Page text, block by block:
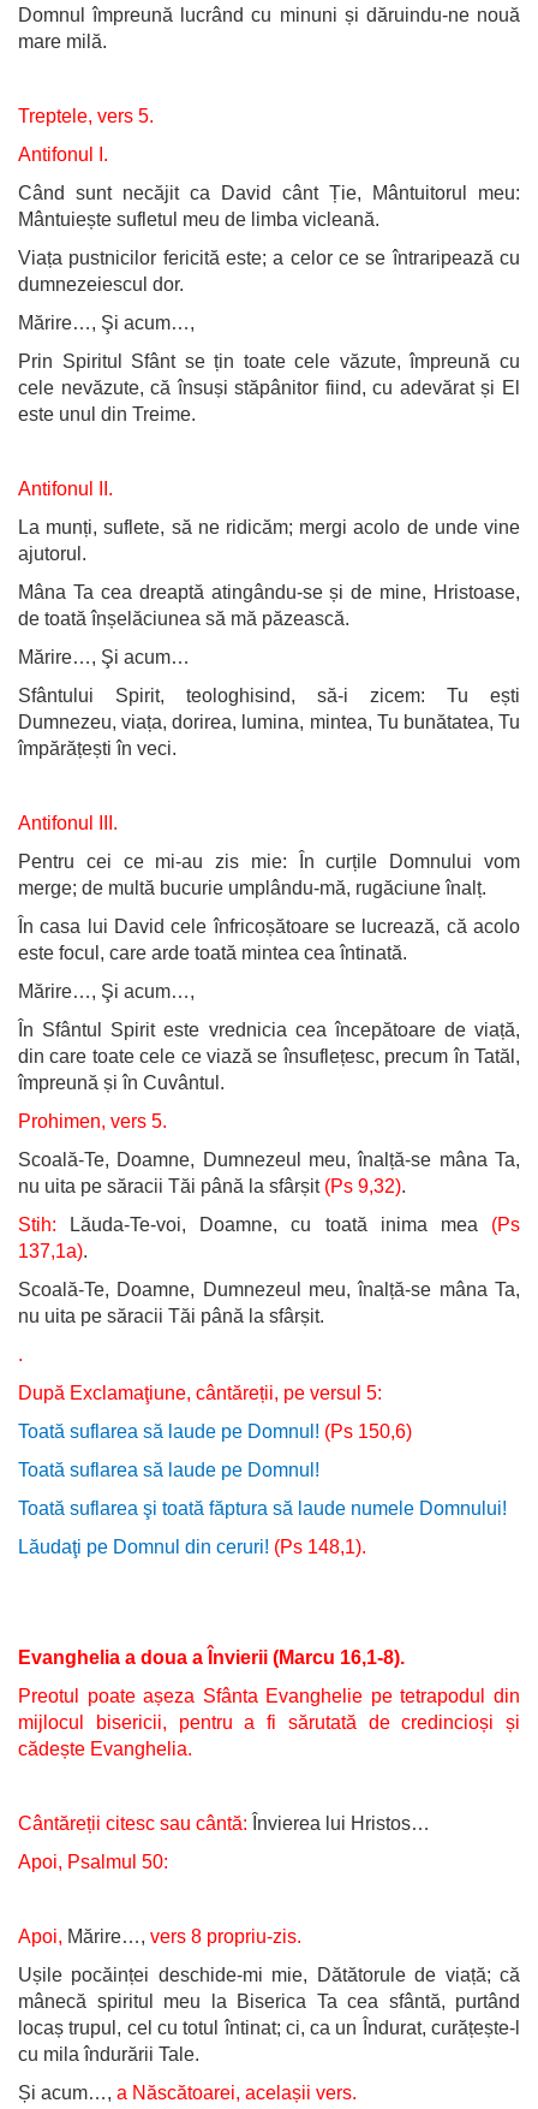
Domnul împreună lucrând cu minuni și dăruindu-ne nouă
mare milă.
Treptele, vers 5.
Antifonul I.
Când sunt necăjit ca David cânt Ție, Mântuitorul meu:
Mântuiește sufletul meu de limba vicleană.
Viața pustnicilor fericită este; a celor ce se întraripează cu
dumnezeiescul dor.
Mărire…, Şi acum…,
Prin Spiritul Sfânt se țin toate cele văzute, împreună cu
cele nevăzute, că însuși stăpânitor fiind, cu adevărat și El
este unul din Treime.
Antifonul II.
La munți, suflete, să ne ridicăm; mergi acolo de unde vine
ajutorul.
Mâna Ta cea dreaptă atingându-se și de mine, Hristoase,
de toată înșelăciunea să mă păzească.
Mărire…, Şi acum…
Sfântului Spirit, teologhisind, să-i zicem: Tu ești
Dumnezeu, viața, dorirea, lumina, mintea, Tu bunătatea, Tu
împărățești în veci.
Antifonul III.
Pentru cei ce mi-au zis mie: În curțile Domnului vom
merge; de multă bucurie umplându-mă, rugăciune înalț.
În casa lui David cele înfricoșătoare se lucrează, că acolo
este focul, care arde toată mintea cea întinată.
Mărire…, Şi acum…,
În Sfântul Spirit este vrednicia cea începătoare de viață,
din care toate cele ce viază se însuflețesc, precum în Tatăl,
împreună și în Cuvântul.
Prohimen, vers 5.
Scoală-Te, Doamne, Dumnezeul meu, înalță-se mâna Ta,
nu uita pe săracii Tăi până la sfârșit (Ps 9,32).
Stih:
Lăuda-Te-voi, Doamne, cu toată inima mea (Ps
137,1a).
Scoală-Te, Doamne, Dumnezeul meu, înalță-se mâna Ta,
nu uita pe săracii Tăi până la sfârșit.
.
După Exclamaţiune, cântăreții, pe versul 5:
Toată suflarea să laude pe Domnul! (Ps 150,6)
Toată suflarea să laude pe Domnul!
Toată suflarea şi toată făptura să laude numele Domnului!
Lăudaţi pe Domnul din ceruri! (Ps 148,1).
Evanghelia a doua a Învierii (Marcu 16,1-8).
Preotul poate așeza Sfânta Evanghelie pe tetrapodul din
mijlocul bisericii, pentru a fi sărutată de credincioși și
cădește Evanghelia.
Cântăreții citesc sau cântă: Învierea lui Hristos…
Apoi, Psalmul 50:
Apoi, Mărire…, vers 8 propriu-zis.
Ușile pocăinței deschide-mi mie, Dătătorule de viață; că
mânecă spiritul meu la Biserica Ta cea sfântă, purtând
locaș trupul, cel cu totul întinat; ci, ca un Îndurat, curățește-l
cu mila îndurării Tale.
Și acum…, a Născătoarei, acelașii vers.